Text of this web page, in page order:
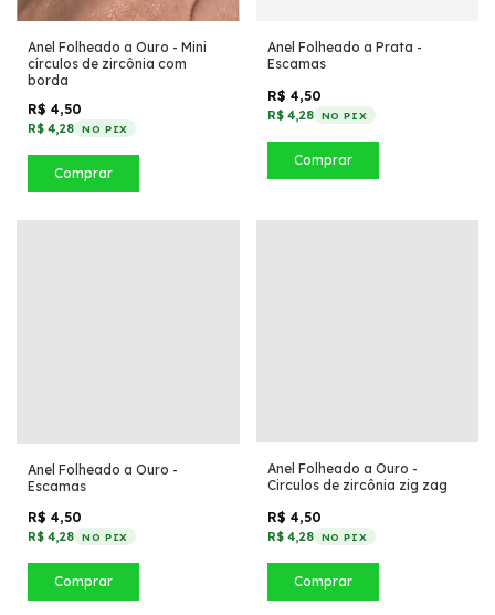
Anel Folheado a Ouro - Mini
círculos de zircônia com
borda
R$ 4,50
R$ 4,28 NO PIX
Comprar
Anel Folheado a Prata -
Escamas
R$ 4,50
R$ 4,28 NO PIX
Comprar
Anel Folheado a Ouro -
Escamas
R$ 4,50
R$ 4,28 NO PIX
Comprar
Anel Folheado a Ouro -
Circulos de zircônia zig zag
R$ 4,50
R$ 4,28 NO PIX
Comprar